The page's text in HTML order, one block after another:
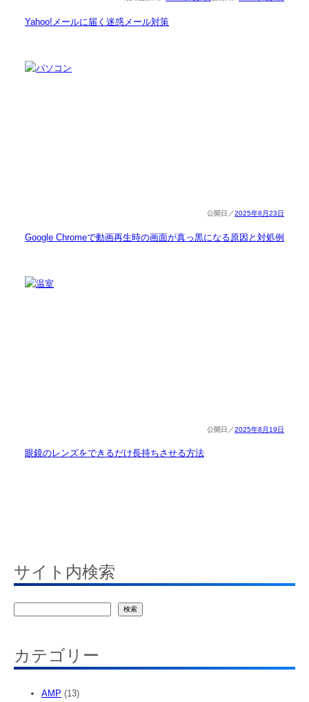
Yahoo!メールに届く迷惑メール対策
2025年8月23日
Google Chromeで動画再生時の画面が真っ黒になる原因と対処例
2025年8月19日
眼鏡のレンズをできるだけ長持ちさせる方法
サイト内検索
検索
カテゴリー
AMP (13)